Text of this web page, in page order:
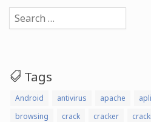
Server
2008”
for:
Tags
Android antivirus apache
browsing
crack cracker